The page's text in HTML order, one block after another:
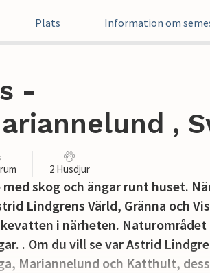
Plats Information om
-
,
2 Husdjur
skog och ängar runt huset.
Lindgrens Värld, Gränna och
i närheten.
. Om du vill se var Astrid
Mariannelund och Katthult,